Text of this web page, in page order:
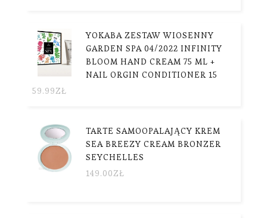
YOKABA ZESTAW WIOSENNY
GARDEN SPA 04/2022 INFINITY
BLOOM HAND CREAM 75 ML +
NAIL ORGIN CONDITIONER 15
59.99ZŁ
TARTE SAMOOPALAJĄCY KREM
SEA BREEZY CREAM BRONZER
SEYCHELLES
149.00ZŁ